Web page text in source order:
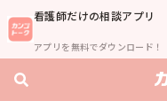
看護師だけの相談アプリ
アプリを無料でダウンロード！